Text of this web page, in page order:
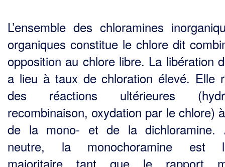
L’ensemble des chloramines
organiques constitue le chlore dit
opposition au chlore libre. La libération
a lieu à taux de chloration élevé. Elle
des réactions ultérieures
recombinaison, oxydation par le chlore)
de la mono- et de la
neutre, la monochoramine est
majoritaire tant que le rapport